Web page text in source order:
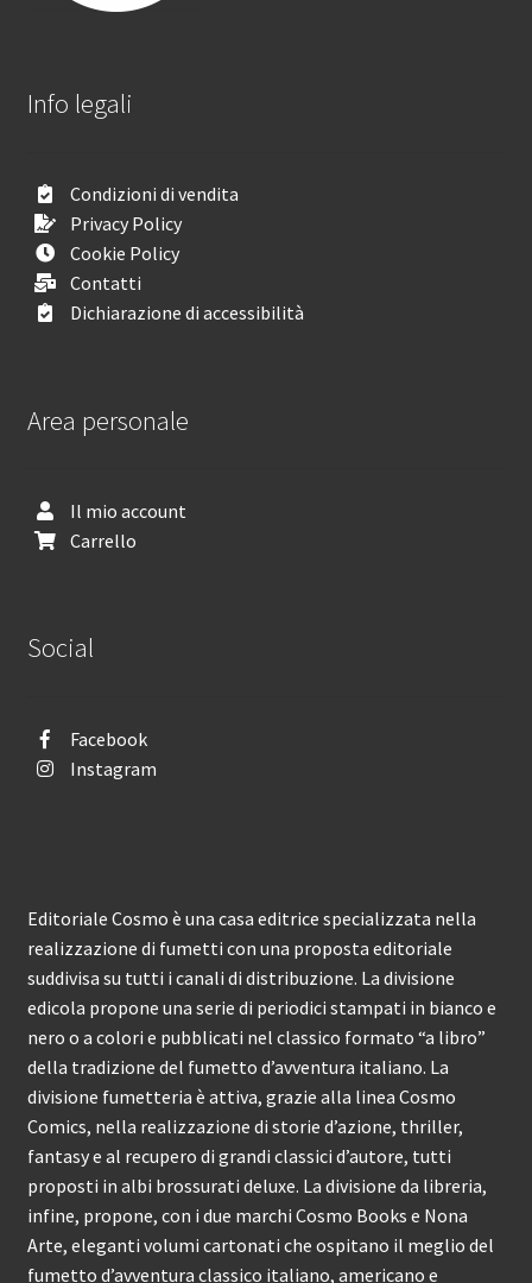
Info legali
Condizioni di vendita
Privacy Policy
Cookie Policy
Contatti
Dichiarazione di accessibilità
Area personale
Il mio account
Carrello
Social
Facebook
Instagram
Editoriale Cosmo è una casa editrice specializzata nella
realizzazione di fumetti con una proposta editoriale
suddivisa su tutti i canali di distribuzione. La divisione
edicola propone una serie di periodici stampati in bianco e
nero o a colori e pubblicati nel classico formato “a libro”
della tradizione del fumetto d’avventura italiano. La
divisione fumetteria è attiva, grazie alla linea Cosmo
Comics, nella realizzazione di storie d’azione, thriller,
fantasy e al recupero di grandi classici d’autore, tutti
proposti in albi brossurati deluxe. La divisione da libreria,
infine, propone, con i due marchi Cosmo Books e Nona
Arte, eleganti volumi cartonati che ospitano il meglio del
fumetto d’avventura classico italiano, americano e